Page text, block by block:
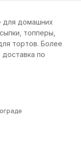
для домашних
топперы,
тортов. Более
по